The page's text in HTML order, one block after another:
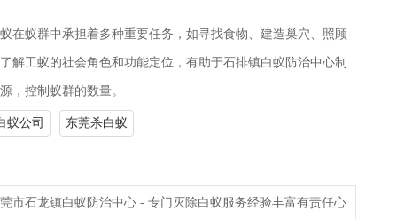
在蚁群中承担着多种重要任务，如寻找食物、建造巢穴、照顾
解工蚁的社会角色和功能定位，有助于石排镇白蚁防治中心制
，控制蚁群的数量。
蚁公司 东莞杀白蚁
市石龙镇白蚁防治中心 - 专门灭除白蚁服务经验丰富有责任心